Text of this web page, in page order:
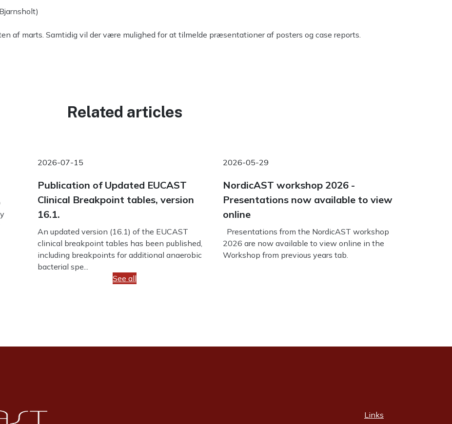
af marts. Samtidig vil der være mulighed for at tilmelde præsentationer af posters og case reports.
Related articles
2026-07-15
Publication of Updated EUCAST
Clinical Breakpoint tables, version
16.1.
An updated version (16.1) of the EUCAST
clinical breakpoint tables has been published,
including breakpoints for additional anaerobic
bacterial spe...
2026-05-29
NordicAST workshop 2026 -
Presentations now available to view
online
Presentations from the NordicAST workshop
2026 are now available to view online in the
Workshop from previous years tab.
See all
Links